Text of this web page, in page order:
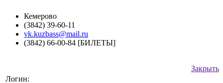
Кемерово
(3842) 39-60-11
vk.kuzbass@mail.ru
(3842) 66-00-84 [БИЛЕТЫ]
Закрыть
Логин: